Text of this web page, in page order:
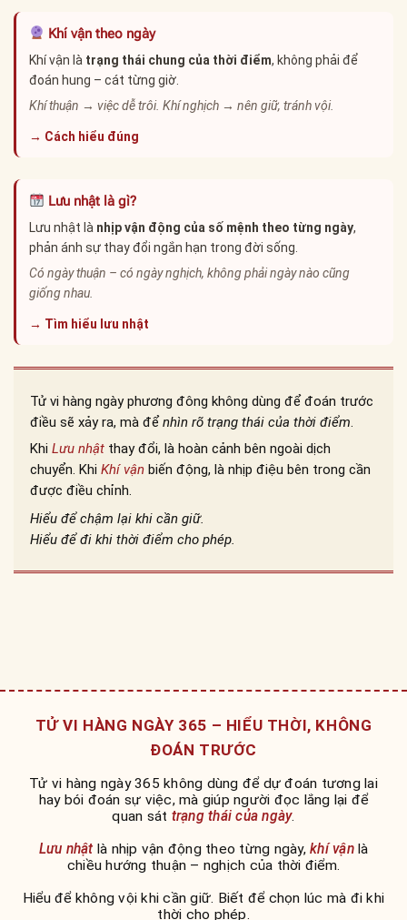
Khí vận theo ngày
Khí vận là trạng thái chung của thời điểm, không phải để
đoán hung – cát từng giờ.
Khí thuận → việc dễ trôi. Khí nghịch → nên giữ, tránh vội.
→ Cách hiểu đúng
Lưu nhật là gì?
Lưu nhật là nhịp vận động của số mệnh theo từng ngày,
phản ánh sự thay đổi ngắn hạn trong đời sống.
Có ngày thuận – có ngày nghịch, không phải ngày nào cũng
giống nhau.
→ Tìm hiểu lưu nhật
Tử vi hàng ngày phương đông không dùng để đoán trước
điều sẽ xảy ra, mà đểnhìn rõ trạng thái của thời điểm.
Khi Lưu nhật thay đổi, là hoàn cảnh bên ngoài dịch
chuyển. Khi Khí vận biến động, là nhịp điệu bên trong cần
được điều chỉnh.
Hiểu để chậm lại khi cần giữ.
Hiểu để đi khi thời điểm cho phép.
TỬ VI HÀNG NGÀY 365 – HIỂU THỜI, KHÔNG
ĐOÁN TRƯỚC
Tử vi hàng ngày 365 không dùng để dự đoán tương lai
hay bói đoán sự việc, mà giúp người đọc lắng lại để
quan sát trạng thái của ngày.
Lưu nhậtlà nhịp vận động theo từng ngày, khí vậnlà
chiều hướng thuận – nghịch của thời điểm.
Hiểu để không vội khi cần giữ. Biết để chọn lúc mà đi khi
thời cho phép.